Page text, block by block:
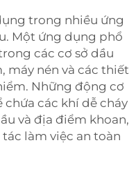
trong nhiều ứng
Một ứng dụng phổ
các cơ sở dầu
máy nén và các thiết
Những động cơ
các khí dễ cháy
và địa điểm khoan,
làm việc an toàn